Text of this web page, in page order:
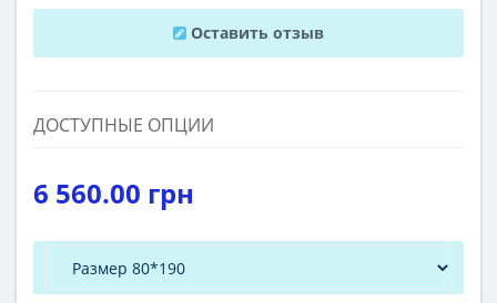
Оставить отзыв
ДОСТУПНЫЕ ОПЦИИ
6 560.00 грн